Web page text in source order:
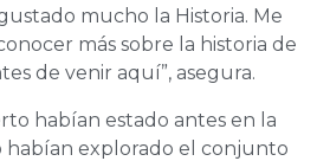
mucho la Historia. Me
más sobre la historia de
de venir aquí”, asegura.
habían estado antes en la
habían explorado el conjunto